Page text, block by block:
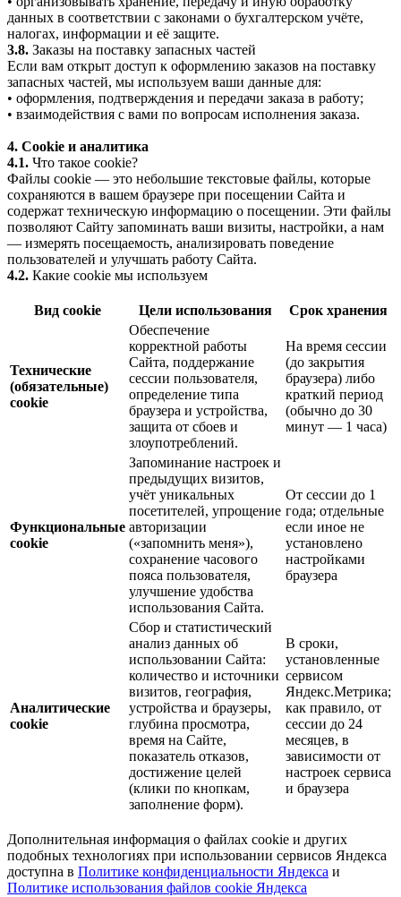
данных в соответствии с законами о бухгалтерском учёте,
налогах, информации и её защите.
3.8. Заказы на поставку запасных частей
Если вам открыт доступ к оформлению заказов на поставку
запасных частей, мы используем ваши данные для:
• оформления, подтверждения и передачи заказа в работу;
• взаимодействия с вами по вопросам исполнения заказа.
4. Cookie и аналитика
4.1. Что такое cookie?
Файлы cookie — это небольшие текстовые файлы, которые
сохраняются в вашем браузере при посещении Сайта и
содержат техническую информацию о посещении. Эти файлы
позволяют Сайту запоминать ваши визиты, настройки, а нам
— измерять посещаемость, анализировать поведение
пользователей и улучшать работу Сайта.
4.2. Какие cookie мы используем
Вид cookie Цели использования Срок хранения
Технические
(обязательные)
cookie
Обеспечение
корректной работы
Сайта, поддержание
сессии пользователя,
определение типа
браузера и устройства,
защита от сбоев и
злоупотреблений.
На время сессии
(до закрытия
браузера) либо
краткий период
(обычно до 30
минут — 1 часа)
Функциональные
cookie
Запоминание настроек и
предыдущих визитов,
учёт уникальных
посетителей, упрощение
авторизации
(«запомнить меня»),
сохранение часового
пояса пользователя,
улучшение удобства
использования Сайта.
От сессии до 1
года; отдельные
если иное не
установлено
настройками
браузера
Аналитические
cookie
Сбор и статистический
анализ данных об
использовании Сайта:
количество и источники
визитов, география,
устройства и браузеры,
глубина просмотра,
время на Сайте,
показатель отказов,
достижение целей
(клики по кнопкам,
заполнение форм).
В сроки,
установленные
сервисом
Яндекс.Метрика;
как правило, от
сессии до 24
месяцев, в
зависимости от
настроек сервиса
и браузера
Дополнительная информация о файлах cookie и других
подобных технологиях при использовании сервисов Яндекса
доступна в Политике конфиденциальности Яндекса и
Политике использования файлов cookie Яндекса